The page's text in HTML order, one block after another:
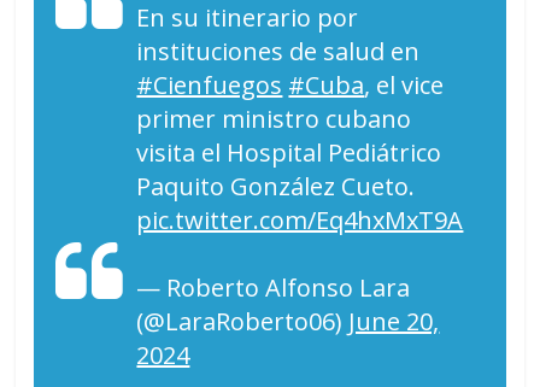
En su itinerario por
instituciones de salud en
#Cienfuegos #Cuba, el vice
primer ministro cubano
visita el Hospital Pediátrico
Paquito González Cueto.
pic.twitter.com/Eq4hxMxT9A
— Roberto Alfonso Lara
(@LaraRoberto06) June 20,
2024